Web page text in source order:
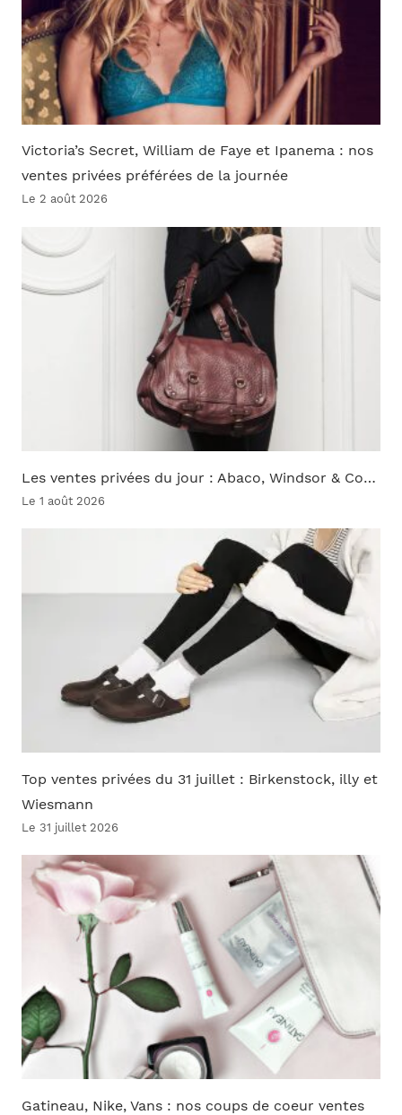
Victoria’s Secret, William de Faye et Ipanema : nos
ventes privées préférées de la journée
Le 2 août 2026
Les ventes privées du jour : Abaco, Windsor & Co…
Le 1 août 2026
Top ventes privées du 31 juillet : Birkenstock, illy et
Wiesmann
Le 31 juillet 2026
Gatineau, Nike, Vans : nos coups de coeur ventes